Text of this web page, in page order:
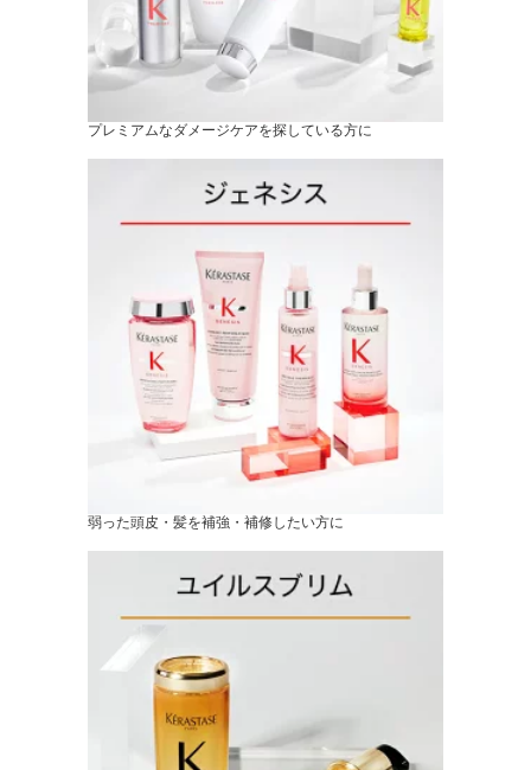
プレミアムなダメージケアを探している方に
弱った頭皮・髪を補強・補修したい方に